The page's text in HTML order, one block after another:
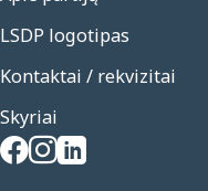
LSDP logotipas
Kontaktai / rekvizitai
Skyriai